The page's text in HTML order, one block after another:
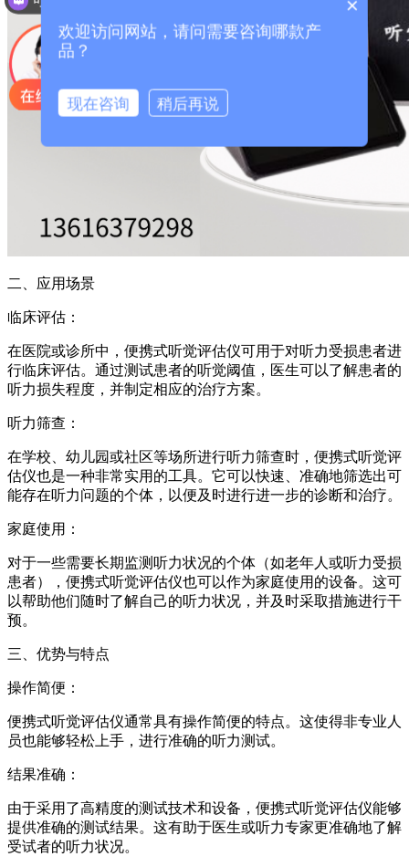
二、应用场景
临床评估：
在医院或诊所中，便携式听觉评估仪可用于对听力受损患者进
行临床评估。通过测试患者的听觉阈值，医生可以了解患者的
听力损失程度，并制定相应的治疗方案。
听力筛查：
在学校、幼儿园或社区等场所进行听力筛查时，便携式听觉评
估仪也是一种非常实用的工具。它可以快速、准确地筛选出可
能存在听力问题的个体，以便及时进行进一步的诊断和治疗。
家庭使用：
对于一些需要长期监测听力状况的个体（如老年人或听力受损
患者），便携式听觉评估仪也可以作为家庭使用的设备。这可
以帮助他们随时了解自己的听力状况，并及时采取措施进行干
预。
三、优势与特点
操作简便：
便携式听觉评估仪通常具有操作简便的特点。这使得非专业人
员也能够轻松上手，进行准确的听力测试。
结果准确：
由于采用了高精度的测试技术和设备，便携式听觉评估仪能够
提供准确的测试结果。这有助于医生或听力专家更准确地了解
受试者的听力状况。
×
欢迎访问网站，请问需要咨询哪款产
品？
现在咨询 稍后再说